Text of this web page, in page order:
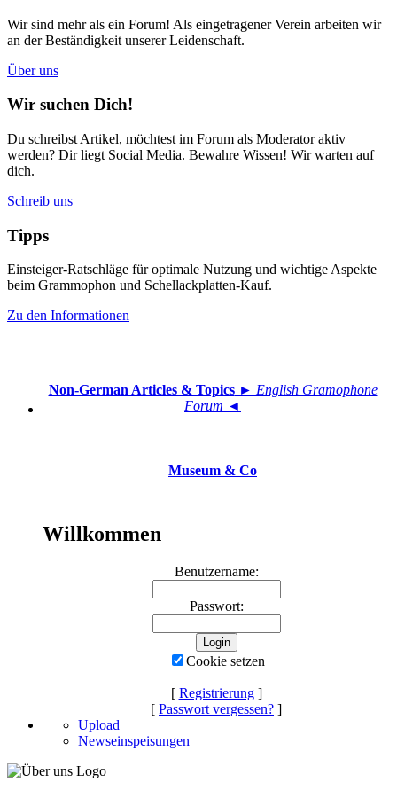
Wir sind mehr als ein Forum! Als eingetragener Verein arbeiten wir
an der Beständigkeit unserer Leidenschaft.
Über uns
Wir suchen Dich!
Du schreibst Artikel, möchtest im Forum als Moderator aktiv
werden? Dir liegt Social Media. Bewahre Wissen! Wir warten auf
dich.
Schreib uns
Tipps
Einsteiger-Ratschläge für optimale Nutzung und wichtige Aspekte
beim Grammophon und Schellackplatten-Kauf.
Zu den Informationen
Non-German Articles & Topics► English Gramophone
Forum ◄
Museum & Co
Willkommen
Benutzername:
Passwort:
Cookie setzen
[ Registrierung]
[ Passwort vergessen? ]
Upload
Newseinspeisungen